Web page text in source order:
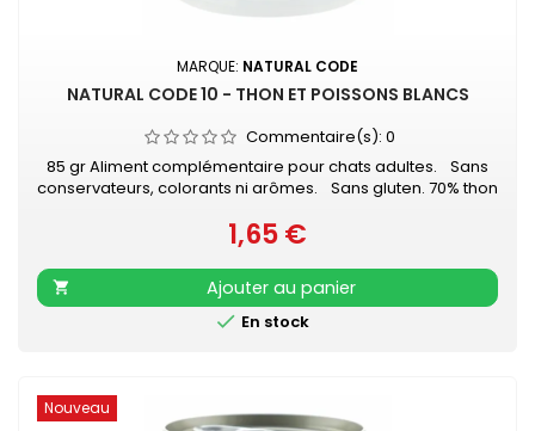
MARQUE: NATURAL CODE
NATURAL CODE 10 - THON ET POISSONS BLANCS
Commentaire(s): 0
85 gr Aliment complémentaire pour chats adultes. Sans
conservateurs, colorants ni arômes. Sans gluten. 70% thon
Prix
1,65 €

Ajouter au panier
 En stock
Nouveau